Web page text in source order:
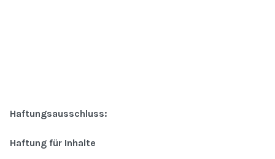
Haftungsausschluss:
Haftung für Inhalte